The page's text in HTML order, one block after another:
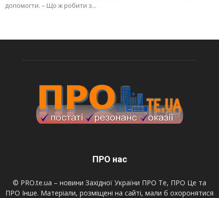
допомогти. – Що ж робити з...
ПРО нас
© PRO.te.ua – новини Західної України ПРО Те, ПРО Це та
ПРО Інше. Матеріали, розміщені на сайті, мали б охоронятися